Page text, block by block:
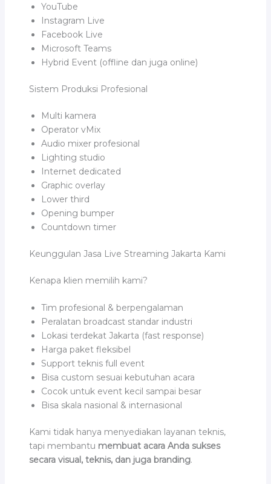
YouTube
Instagram Live
Facebook Live
Microsoft Teams
Hybrid Event (offline dan juga online)
Sistem Produksi Profesional
Multi kamera
Operator vMix
Audio mixer profesional
Lighting studio
Internet dedicated
Graphic overlay
Lower third
Opening bumper
Countdown timer
Keunggulan Jasa Live Streaming Jakarta Kami
Kenapa klien memilih kami?
Tim profesional & berpengalaman
Peralatan broadcast standar industri
Lokasi terdekat Jakarta (fast response)
Harga paket fleksibel
Support teknis full event
Bisa custom sesuai kebutuhan acara
Cocok untuk event kecil sampai besar
Bisa skala nasional & internasional
Kami tidak hanya menyediakan layanan teknis,
tapi membantu membuat acara Anda sukses
secara visual, teknis, dan juga branding.